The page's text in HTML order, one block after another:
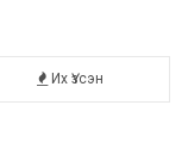
Их Үзсэн